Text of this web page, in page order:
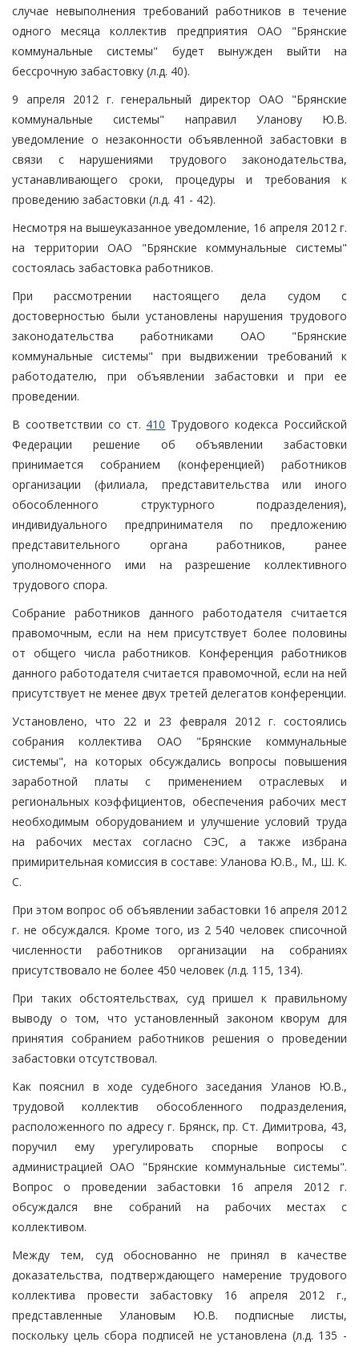
случае невыполнения требований работников в течение
одного месяца коллектив предприятия ОАО "Брянские
коммунальные системы" будет вынужден выйти на
бессрочную забастовку (л.д. 40).
9 апреля 2012 г. генеральный директор ОАО "Брянские
коммунальные системы" направил Уланову Ю.В.
уведомление о незаконности объявленной забастовки в
связи с нарушениями трудового законодательства,
устанавливающего сроки, процедуры и требования к
проведению забастовки (л.д. 41 - 42).
Несмотря на вышеуказанное уведомление, 16 апреля 2012 г.
на территории ОАО "Брянские коммунальные системы"
состоялась забастовка работников.
При рассмотрении настоящего дела судом с
достоверностью были установлены нарушения трудового
законодательства работниками ОАО "Брянские
коммунальные системы" при выдвижении требований к
работодателю, при объявлении забастовки и при ее
проведении.
В соответствии со ст. 410 Трудового кодекса Российской
Федерации решение об объявлении забастовки
принимается собранием (конференцией) работников
организации (филиала, представительства или иного
обособленного структурного подразделения),
индивидуального предпринимателя по предложению
представительного органа работников, ранее
уполномоченного ими на разрешение коллективного
трудового спора.
Собрание работников данного работодателя считается
правомочным, если на нем присутствует более половины
от общего числа работников. Конференция работников
данного работодателя считается правомочной, если на ней
присутствует не менее двух третей делегатов конференции.
Установлено, что 22 и 23 февраля 2012 г. состоялись
собрания коллектива ОАО "Брянские коммунальные
системы", на которых обсуждались вопросы повышения
заработной платы с применением отраслевых и
региональных коэффициентов, обеспечения рабочих мест
необходимым оборудованием и улучшение условий труда
на рабочих местах согласно СЭС, а также избрана
примирительная комиссия в составе: Уланова Ю.В., М., Ш. К.
С.
При этом вопрос об объявлении забастовки 16 апреля 2012
г. не обсуждался. Кроме того, из 2 540 человек списочной
численности работников организации на собраниях
присутствовало не более 450 человек (л.д. 115, 134).
При таких обстоятельствах, суд пришел к правильному
выводу о том, что установленный законом кворум для
принятия собранием работников решения о проведении
забастовки отсутствовал.
Как пояснил в ходе судебного заседания Уланов Ю.В.,
трудовой коллектив обособленного подразделения,
расположенного по адресу г. Брянск, пр. Ст. Димитрова, 43,
поручил ему урегулировать спорные вопросы с
администрацией ОАО "Брянские коммунальные системы".
Вопрос о проведении забастовки 16 апреля 2012 г.
обсуждался вне собраний на рабочих местах с
коллективом.
Между тем, суд обоснованно не принял в качестве
доказательства, подтверждающего намерение трудового
коллектива провести забастовку 16 апреля 2012 г.,
представленные Улановым Ю.В. подписные листы,
поскольку цель сбора подписей не установлена (л.д. 135 -